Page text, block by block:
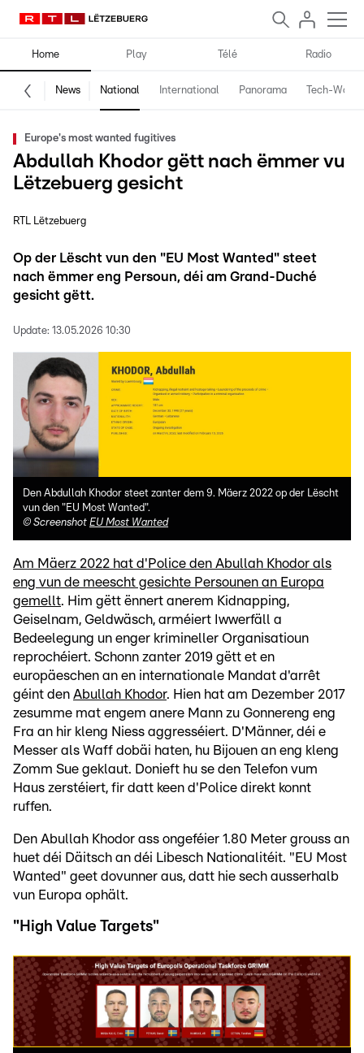
Home Play Télé Radio
News National International Panorama Tech-World
Europe's most wanted fugitives
Abdullah Khodor gëtt nach ëmmer vu
Lëtzebuerg gesicht
RTL Lëtzebuerg
Op der Lëscht vun den "EU Most Wanted" steet
nach ëmmer eng Persoun, déi am Grand-Duché
gesicht gëtt.
Update: 13.05.2026 10:30
Den Abdullah Khodor steet zanter dem 9. Mäerz 2022 op der Lëscht
vun den "EU Most Wanted".
© Screenshot EU Most Wanted
Am Mäerz 2022 hat d'Police den Abullah Khodor als
eng vun de meescht gesichte Persounen an Europa
gemellt. Him gëtt ënnert anerem Kidnapping,
Geiselnam, Geldwäsch, arméiert Iwwerfäll a
Bedeelegung un enger krimineller Organisatioun
reprochéiert. Schonn zanter 2019 gëtt et en
europäeschen an en internationale Mandat d'arrêt
géint den Abullah Khodor. Hien hat am Dezember 2017
zesumme mat engem anere Mann zu Gonnereng eng
Fra an hir kleng Niess aggresséiert. D'Männer, déi e
Messer als Waff dobäi haten, hu Bijouen an eng kleng
Zomm Sue geklaut. Donieft hu se den Telefon vum
Haus zerstéiert, fir datt keen d'Police direkt konnt
ruffen.
Den Abullah Khodor ass ongeféier 1.80 Meter grouss an
huet déi Däitsch an déi Libesch Nationalitéit. "EU Most
Wanted" geet dovunner aus, datt hie sech ausserhalb
vun Europa ophält.
"High Value Targets"